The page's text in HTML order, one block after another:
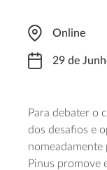
Online
29 de
Para debater o
dos desafios e
Pinus promove